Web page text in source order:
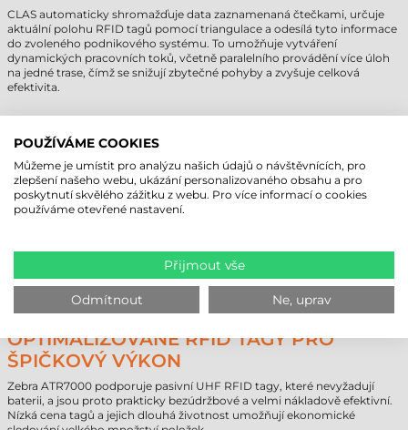
CLAS automaticky shromažďuje data zaznamenaná čtečkami, určuje
aktuální polohu RFID tagů pomocí triangulace a odesílá tyto informace
do zvoleného podnikového systému. To umožňuje vytváření
dynamických pracovních toků, včetně paralelního provádění více úloh
na jedné trase, čímž se snižují zbytečné pohyby a zvyšuje celková
efektivita.
FLEXIBILNÍ NASAZENÍ
Pomocí aplikace MotionWorks Enterprise RFID Reader Management lze
čtečku Zebra ATR7000 snadno spravovat, monitorovat a aktualizovat z
jediné centralizované platformy. Funkce IoT Connector umožňuje
uživatelům sbírat data z okrajových zařízení v reálném čase bez nutnosti
Zařízení je dodáváno s různými možnostmi uchycení (např. integrované
sloupové a VESA úchyty) a flexibilními možnostmi napájení (24 VDC,
PoE+), což umožňuje snadnou instalaci v různých průmyslových
prostředích.
OPTIMALIZOVANÉ RFID TAGY PRO
ŠPIČKOVÝ VÝKON
Zebra ATR7000 podporuje pasivní UHF RFID tagy, které nevyžadují
baterii, a jsou proto prakticky bezúdržbové a velmi nákladově efektivní.
Nízká cena tagů a jejich dlouhá životnost umožňují ekonomické
POUŽÍVÁME COOKIES
Můžeme je umístit pro analýzu našich údajů o návštěvnících, pro
zlepšení našeho webu, ukázání personalizovaného obsahu a pro
poskytnutí skvělého zážitku z webu. Pro více informací o cookies
používáme otevřené nastavení.
Přijmout vše
Odmítnout Ne, uprav